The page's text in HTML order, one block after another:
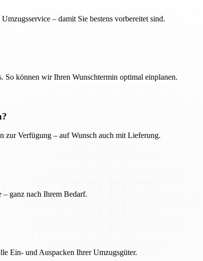
– damit Sie bestens vorbereitet sind.
So können wir Ihren Wunschtermin optimal einplanen.
zur Verfügung – auf Wunsch auch mit Lieferung.
ganz nach Ihrem Bedarf.
Ein- und Auspacken Ihrer Umzugsgüter.